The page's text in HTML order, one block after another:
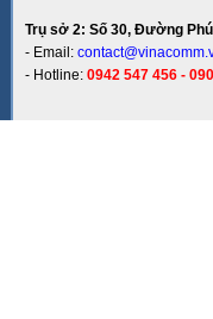
Trụ sở 2: Số 30, Đường
- Email:
- Hotline: 0942 547 456 -